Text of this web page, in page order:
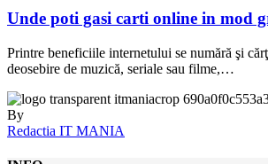
Unde poti gasi carti online in mod
Printre beneficiile internetului se numără şi
deosebire de muzică, seriale sau filme,…
By
Redactia IT MANIA